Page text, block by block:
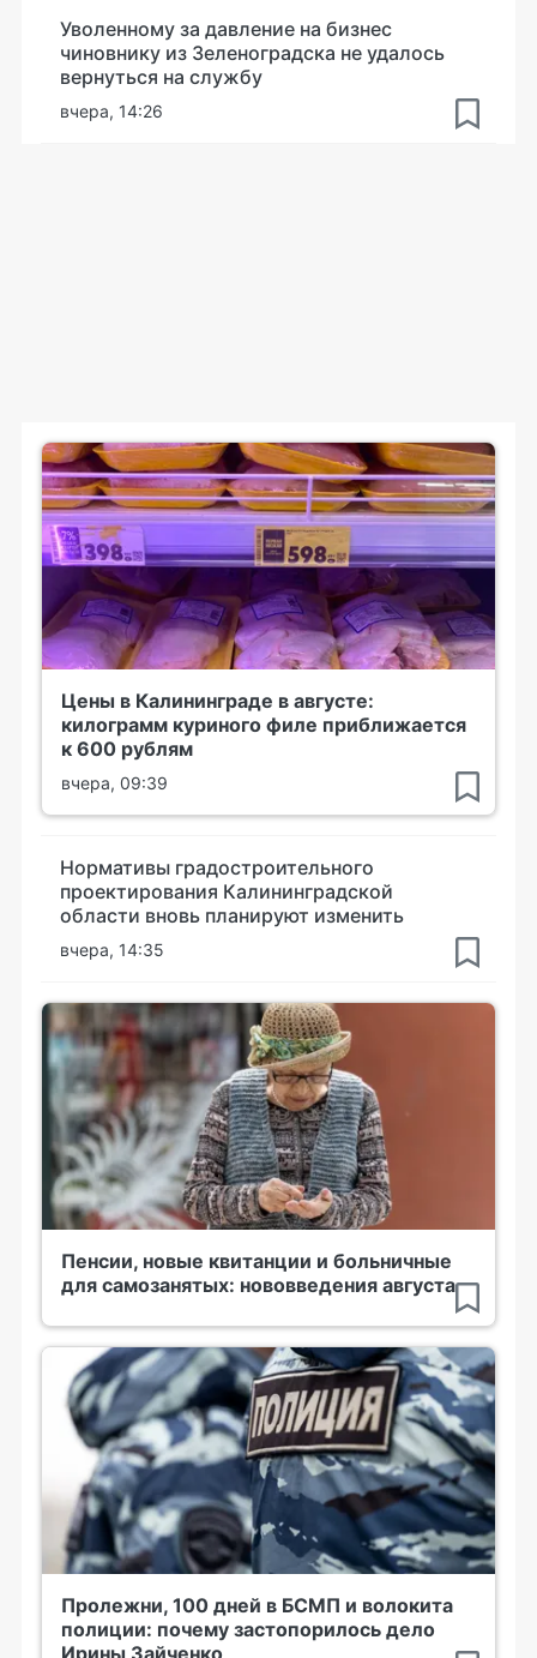
Уволенному за давление на бизнес
чиновнику из Зеленоградска не удалось
вернуться на службу
вчера, 14:26
Цены в Калининграде в августе:
килограмм куриного филе приближается
к 600 рублям
вчера, 09:39
Нормативы градостроительного
проектирования Калининградской
области вновь планируют изменить
вчера, 14:35
Пенсии, новые квитанции и больничные
для самозанятых: нововведения августа
Пролежни, 100 дней в БСМП и волокита
полиции: почему застопорилось дело